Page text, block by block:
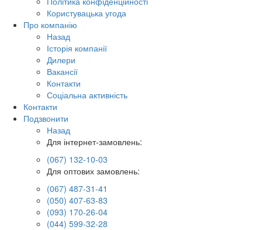
Користувацька угода
Про компанію
Назад
Історія компанії
Дилери
Вакансії
Контакти
Соціальна активність
Контакти
Подзвонити
Назад
Для інтернет-замовлень:
(067) 132-10-03
Для оптових замовлень:
(067) 487-31-41
(050) 407-63-83
(093) 170-26-04
(044) 599-32-28